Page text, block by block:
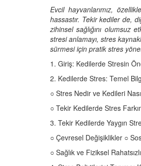
Evcil hayvanlarımız,
hassastır. Tekir kediler de,
zihinsel sağlığını olumsuz
stresi anlamayı, stres
sürmesi için pratik stres
1. Giriş: Kedilerde Stresin
2. Kedilerde Stres: Temel
○ Stres Nedir ve Kedileri
○ Tekir Kedilerde Stres
3. Tekir Kedilerde Yaygın
○ Çevresel Değişiklikler ○
○ Sağlık ve Fiziksel
Sahiplerine Ölü
Gerçek Şok
Olunca Gerçekten
Genetik Sırrı: